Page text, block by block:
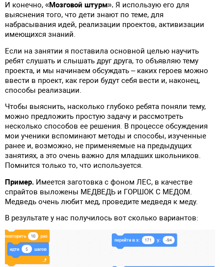
И конечно, «Мозговой штурм». Я использую его для
выяснения того, что дети знают по теме, для
набрасывания идей, реализации проектов, активизации
имеющихся знаний.
Если на занятии я поставила основной целью научить
ребят слушать и слышать друг друга, то объявляю тему
проекта, и мы начинаем обсуждать – каких героев можно
ввести в проект, как герои будут себя вести и, наконец,
способы реализации.
Чтобы выяснить, насколько глубоко ребята поняли тему,
можно предложить простую задачу и рассмотреть
несколько способов ее решения. В процессе обсуждения
мои ученики вспоминают методы и способы, изученные
ранее и, возможно, не применяемые на предыдущих
занятиях, а это очень важно для младших школьников.
Помнится только то, что используется.
Пример. Имеется заготовка с фоном ЛЕС, в качестве
спрайтов выложены МЕДВЕДЬ и ГОРШОК С МЕДОМ.
Медведь очень любит мед, проведите медведя к меду.
В результате у нас получилось вот сколько вариантов: